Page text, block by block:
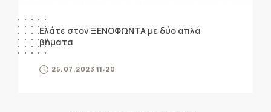
Ελάτε στον ΞΕΝΟΦΩΝΤΑ με δύο απλά
βήματα
25.07.2023 11:20